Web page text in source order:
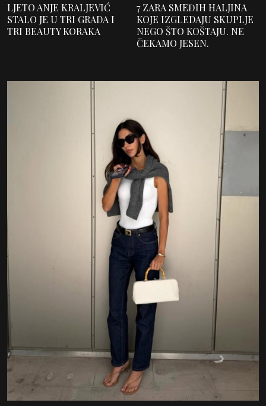
LJETO ANJE KRALJEVIĆ
STALO JE U TRI GRADA I
TRI BEAUTY KORAKA
7 ZARA SMEĐIH HALJINA
KOJE IZGLEDAJU SKUPLJE
NEGO ŠTO KOŠTAJU. NE
ČEKAMO JESEN.